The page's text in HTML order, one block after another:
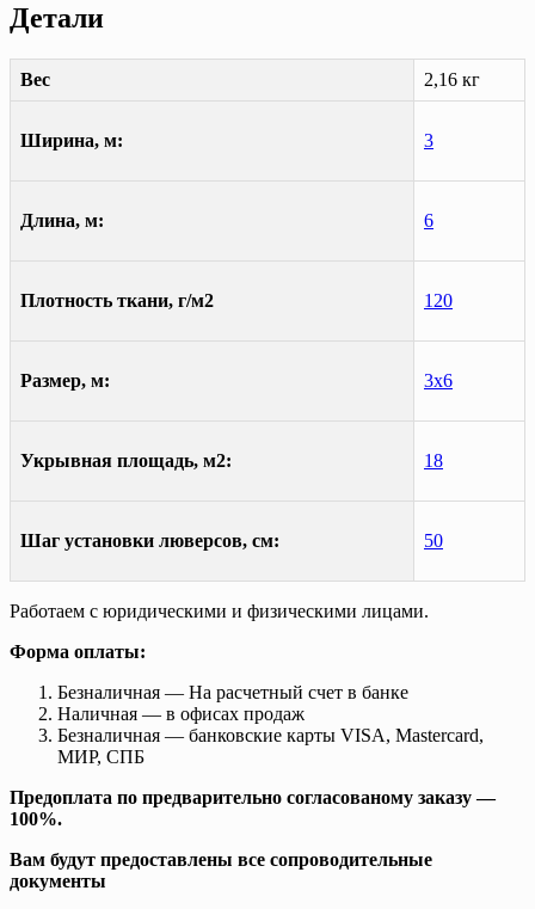
Детали
Вес 2,16 кг
Ширина, м: 3
Длина, м: 6
Плотность ткани, г/м2 120
Размер, м: 3х6
Укрывная площадь, м2: 18
Шаг установки люверсов, см: 50
Работаем с юридическими и физическими лицами.
Форма оплаты:
Безналичная — На расчетный счет в банке
Наличная — в офисах продаж
Безналичная — банковские карты VISA, Mastercard,
МИР, СПБ
Предоплата по предварительно согласованому заказу —
100%.
Вам будут предоставлены все сопроводительные
документы